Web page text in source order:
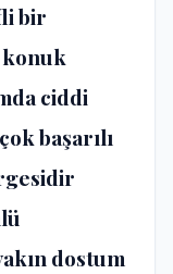
bir
konuk
ciddi
başarılı
dostum